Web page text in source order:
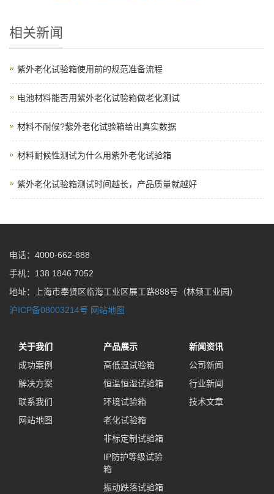
相关新闻
紫外老化试验箱使用前的规范准备流程
电池材料能否用紫外老化试验箱做老化测试
材料不耐候?紫外老化试验箱给出真实数据
材料耐候性测试为什么用紫外老化试验箱
紫外老化试验箱测试时间越长，产品质量就越好
电话：4000-662-888
手机：138 1846 7052
地址：上海市奉贤区临海工业区展工路888号（林频工业园）
沪ICP备08003214号 网站地图
关于我们
成功案例
解决方案
联系我们
网站地图
产品展示
高低温试验箱
恒温恒湿试验箱
环境试验箱
老化试验箱
非标定制试验箱
IP防护等级试验
箱
振动跌落试验箱
新闻资讯
公司新闻
行业新闻
技术文章